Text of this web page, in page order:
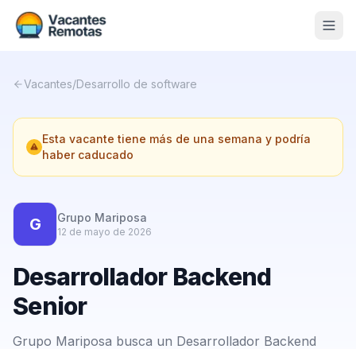
Nosotros
Contacto
Calculadora Freelance
Vacantes/Desarrollo de software
Esta vacante tiene más de una semana y podría
haber caducado
G Grupo Mariposa
12 de mayo de 2026
Desarrollador Backend
Senior
Grupo Mariposa busca un Desarrollador Backend